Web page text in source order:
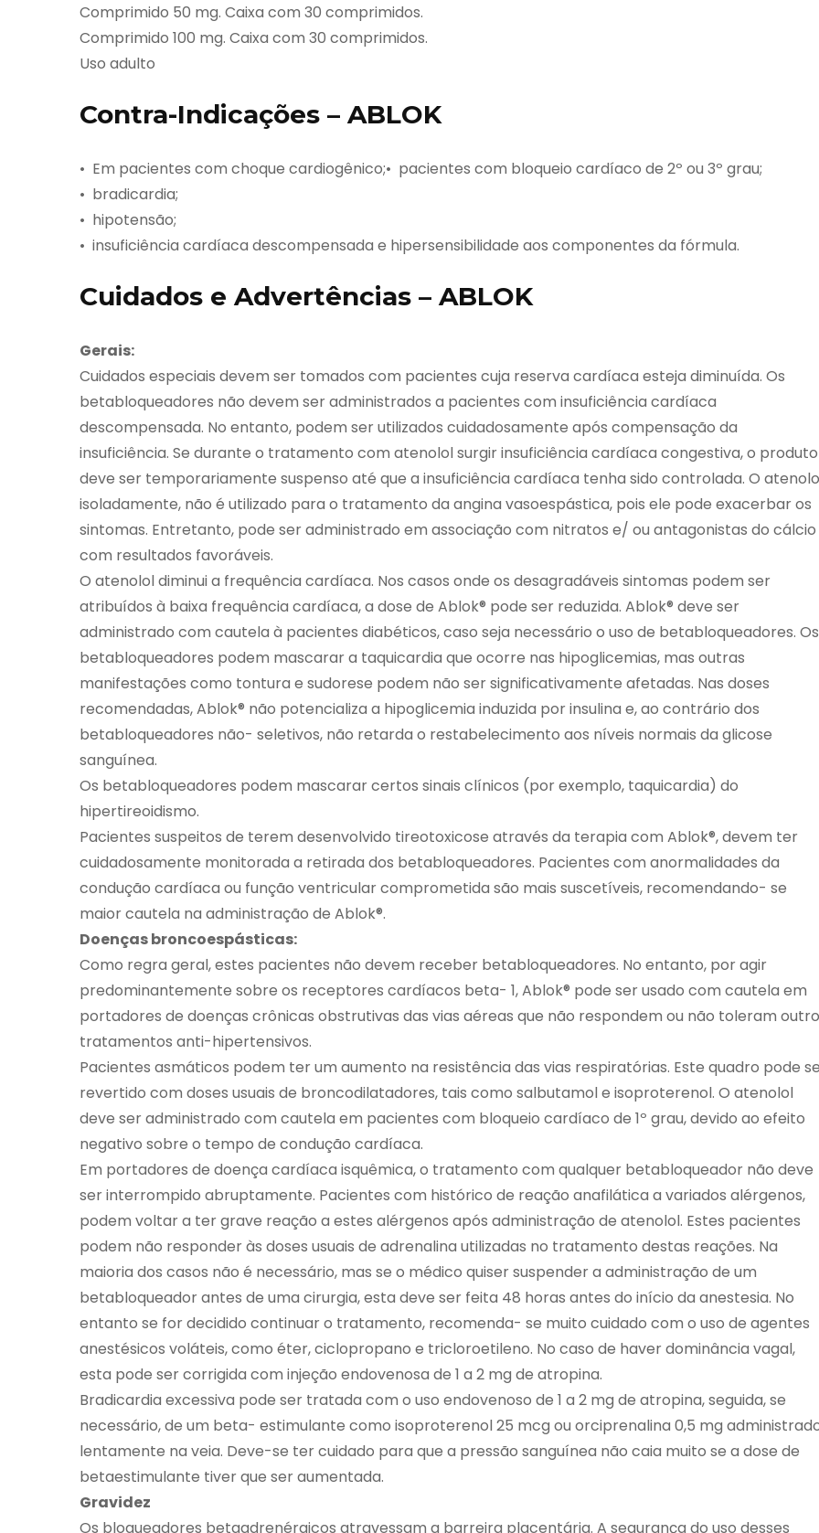
Comprimido 50 mg. Caixa com 30 comprimidos.
Comprimido 100 mg. Caixa com 30 comprimidos.
Uso adulto
Contra-Indicações – ABLOK
• Em pacientes com choque cardiogênico;• pacientes com bloqueio cardíaco de 2º ou 3º grau;
• bradicardia;
• hipotensão;
• insuficiência cardíaca descompensada e hipersensibilidade aos componentes da fórmula.
Cuidados e Advertências – ABLOK
Gerais:
Cuidados especiais devem ser tomados com pacientes cuja reserva cardíaca esteja diminuída. Os
betabloqueadores não devem ser administrados a pacientes com insuficiência cardíaca
descompensada. No entanto, podem ser utilizados cuidadosamente após compensação da
insuficiência. Se durante o tratamento com atenolol surgir insuficiência cardíaca congestiva, o produto
deve ser temporariamente suspenso até que a insuficiência cardíaca tenha sido controlada. O
isoladamente, não é utilizado para o tratamento da angina vasoespástica, pois ele pode exacerbar os
sintomas. Entretanto, pode ser administrado em associação com nitratos e/ ou antagonistas do cálcio
com resultados favoráveis.
O atenolol diminui a frequência cardíaca. Nos casos onde os desagradáveis sintomas podem ser
atribuídos à baixa frequência cardíaca, a dose de Ablok® pode ser reduzida. Ablok® deve ser
administrado com cautela à pacientes diabéticos, caso seja necessário o uso de betabloqueadores. Os
betabloqueadores podem mascarar a taquicardia que ocorre nas hipoglicemias, mas outras
manifestações como tontura e sudorese podem não ser significativamente afetadas. Nas doses
recomendadas, Ablok® não potencializa a hipoglicemia induzida por insulina e, ao contrário dos
betabloqueadores não- seletivos, não retarda o restabelecimento aos níveis normais da glicose
sanguínea.
Os betabloqueadores podem mascarar certos sinais clínicos (por exemplo, taquicardia) do
hipertireoidismo.
Pacientes suspeitos de terem desenvolvido tireotoxicose através da terapia com Ablok®, devem ter
cuidadosamente monitorada a retirada dos betabloqueadores. Pacientes com anormalidades da
condução cardíaca ou função ventricular comprometida são mais suscetíveis, recomendando- se
maior cautela na administração de Ablok®.
Doenças broncoespásticas:
Como regra geral, estes pacientes não devem receber betabloqueadores. No entanto, por agir
predominantemente sobre os receptores cardíacos beta- 1, Ablok® pode ser usado com cautela em
portadores de doenças crônicas obstrutivas das vias aéreas que não respondem ou não toleram
tratamentos anti-hipertensivos.
Pacientes asmáticos podem ter um aumento na resistência das vias respiratórias. Este quadro pode
revertido com doses usuais de broncodilatadores, tais como salbutamol e isoproterenol. O atenolol
deve ser administrado com cautela em pacientes com bloqueio cardíaco de 1º grau, devido ao efeito
negativo sobre o tempo de condução cardíaca.
Em portadores de doença cardíaca isquêmica, o tratamento com qualquer betabloqueador não deve
ser interrompido abruptamente. Pacientes com histórico de reação anafilática a variados alérgenos,
podem voltar a ter grave reação a estes alérgenos após administração de atenolol. Estes pacientes
podem não responder às doses usuais de adrenalina utilizadas no tratamento destas reações. Na
maioria dos casos não é necessário, mas se o médico quiser suspender a administração de um
betabloqueador antes de uma cirurgia, esta deve ser feita 48 horas antes do início da anestesia. No
entanto se for decidido continuar o tratamento, recomenda- se muito cuidado com o uso de agentes
anestésicos voláteis, como éter, ciclopropano e tricloroetileno. No caso de haver dominância vagal,
esta pode ser corrigida com injeção endovenosa de 1 a 2 mg de atropina.
Bradicardia excessiva pode ser tratada com o uso endovenoso de 1 a 2 mg de atropina, seguida, se
necessário, de um beta- estimulante como isoproterenol 25 mcg ou orciprenalina 0,5 mg
lentamente na veia. Deve-se ter cuidado para que a pressão sanguínea não caia muito se a dose de
betaestimulante tiver que ser aumentada.
Gravidez
Os bloqueadores betaadrenérgicos atravessam a barreira placentária. A segurança do uso desses